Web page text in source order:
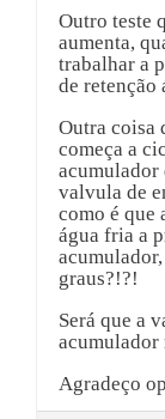
Outro teste
aumenta,
trabalhar a
de retenção
Outra coisa
começa a
acumulador
valvula de
como é que
água fria a
graus?!?!
Será que a
acumulador
Agradeço